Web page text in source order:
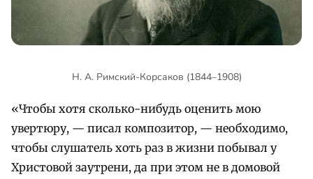
Н. А. Римский-Корсаков (1844–1908)
«Чтобы хотя сколько-нибудь оценить мою
увертюру, — писал композитор, — необходимо,
чтобы слушатель хоть раз в жизни побывал у
Христовой заутрени, да при этом не в домовой